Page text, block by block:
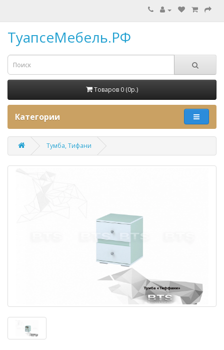
ТуапсеМебель.РФ
Товаров 0 (0p.)
Категории
Тумба, Тифани